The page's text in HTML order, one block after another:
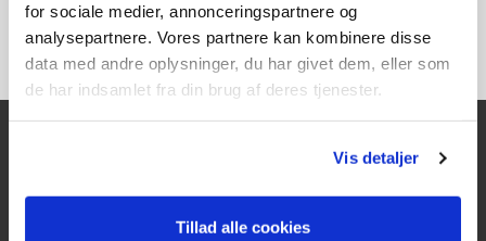
for sociale medier, annonceringspartnere og
analysepartnere. Vores partnere kan kombinere disse
data med andre oplysninger, du har givet dem, eller som
de har indsamlet fra din brug af deres tjenester.
Vis detaljer
Tillad alle cookies